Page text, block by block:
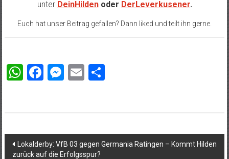
unter DeinHildenoder DerLeverkusener.
Euch hat unser Beitrag gefallen? Dann liked und teilt ihn gerne.
WhatsApp
Facebook
Messenger
EmailTeilen
Beitragsnavigation
Lokalderby: VfB 03 gegen Germania Ratingen – Kommt Hilden
zurück auf die Erfolgsspur?